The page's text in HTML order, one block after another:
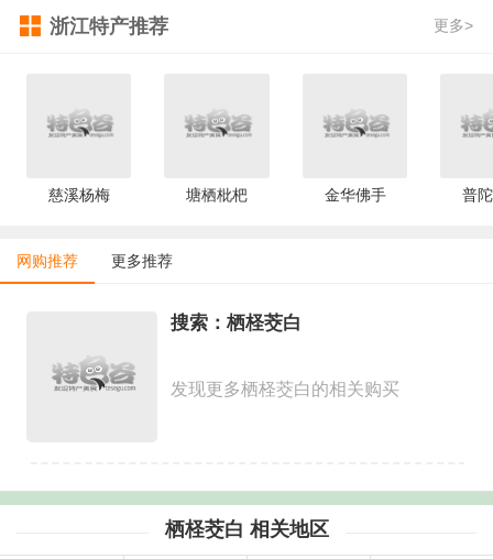
浙江特产推荐 更多>
慈溪杨梅 塘栖枇杷 金华佛手 普
网购推荐 更多推荐
搜索：栖柽茭白
发现更多栖柽茭白的相关购买
栖柽茭白 相关地区